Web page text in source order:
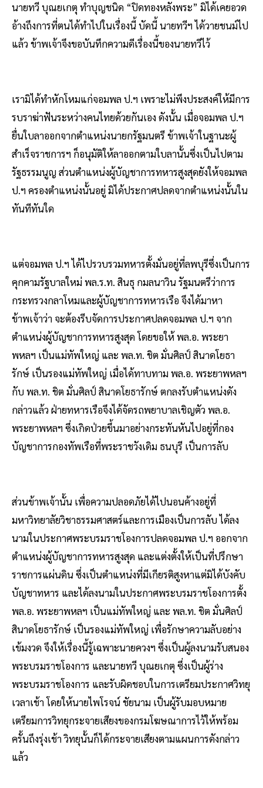
นายทวี บุณยเกตุ ทำบุญชนิด “ปิดทองหลังพระ” มิได้เคยอวด
อ้างถึงการที่ตนได้ทำไปในเรื่องนี้ บัดนี้ นายทวีฯ ได้วายชนม์ไป
แล้ว ข้าพเจ้าจึงขอบันทึกความดีเรื่องนี้ของนายทวีไว้
เรามิได้ทำหักโหมแก่จอมพล ป.ฯ เพราะไม่พึงประสงค์ให้มีการ
รบราฆ่าฟันระหว่างคนไทยด้วยกันเอง ดังนั้น เมื่อจอมพล ป.ฯ
ยื่นใบลาออกจากตำแหน่งนายกรัฐมนตรี ข้าพเจ้าในฐานะผู้
สำเร็จราชการฯ ก็อนุมัติให้ลาออกตามใบลานั้นซึ่งเป็นไปตาม
รัฐธรรมนูญ ส่วนตำแหน่งผู้บัญชาการทหารสูงสุดยังให้จอมพล
ป.ฯ ครองตำแหน่งนั้นอยู่ มิได้ประกาศปลดจากตำแหน่งนั้นใน
ทันทีทันใด
แต่จอมพล ป.ฯ ได้ไปรวบรวมทหารตั้งมั่นอยู่ที่ลพบุรีซึ่งเป็นการ
คุกคามรัฐบาลใหม่ พล.ร.ท. สินธุ กมลนาวิน รัฐมนตรีว่าการ
กระทรวงกลาโหมและผู้บัญชาการทหารเรือ จึงได้มาหา
ข้าพเจ้าว่า จะต้องรีบจัดการประกาศปลดจอมพล ป.ฯ จาก
ตำแหน่งผู้บัญชาการทหารสูงสุด โดยขอให้ พล.อ. พระยา
พหลฯ เป็นแม่ทัพใหญ่ และ พล.ท. ชิต มั่นศิลป์ สินาดโยธา
รักษ์ เป็นรองแม่ทัพใหญ่ เมื่อได้ทาบทาม พล.อ. พระยาพหลฯ
กับ พล.ท. ชิต มั่นศิลป์ สินาดโยธารักษ์ ตกลงรับตำแหน่งดัง
กล่าวแล้ว ฝ่ายทหารเรือจึงได้จัดรถพยาบาลเชิญตัว พล.อ.
พระยาพหลฯ ซึ่งเกิดป่วยขึ้นมาอย่างกระทันหันไปอยู่ที่กอง
บัญชาการกองทัพเรือที่พระราชวังเดิม ธนบุรี เป็นการลับ
ส่วนข้าพเจ้านั้น เพื่อความปลอดภัยได้ไปนอนค้างอยู่ที่
มหาวิทยาลัยวิชาธรรมศาสตร์และการเมืองเป็นการลับ ได้ลง
นามในประกาศพระบรมราชโองการปลดจอมพล ป.ฯ ออกจาก
ตำแหน่งผู้บัญชาการทหารสูงสุด และแต่งตั้งให้เป็นที่ปรึกษา
ราชการแผ่นดิน ซึ่งเป็นตำแหน่งที่มีเกียรติสูงหาแต่มิได้บังคับ
บัญชาทหาร และได้ลงนามในประกาศพระบรมราชโองการตั้ง
พล.อ. พระยาพหลฯ เป็นแม่ทัพใหญ่ และ พล.ท. ชิต มั่นศิลป์
สินาดโยธารักษ์ เป็นรองแม่ทัพใหญ่ เพื่อรักษาความลับอย่าง
เข้มงวด จึงให้เรื่องนี้รู้เฉพาะนายควงฯ ซึ่งเป็นผู้ลงนามรับสนอง
พระบรมราชโองการ และนายทวี บุณยเกตุ ซึ่งเป็นผู้ร่าง
พระบรมราชโองการ และรับผิดชอบในการเตรียมประกาศวิทยุ
เวลาเช้า โดยให้นายไพโรจน์ ชัยนาม เป็นผู้รับมอบหมาย
เตรียมการวิทยุกระจายเสียงของกรมโฆษณาการไว้ให้พร้อม
ครั้นถึงรุ่งเช้า วิทยุนั้นก็ได้กระจายเสียงตามแผนการดังกล่าว
แล้ว